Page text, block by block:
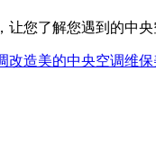
您了解您遇到的中
改造美的中央空调维保